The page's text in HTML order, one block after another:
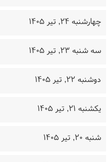
چهارشنبه ۲۴, تیر ۱۴۰۵
سه شنبه ۲۳, تیر ۱۴۰۵
دوشنبه ۲۲, تیر ۱۴۰۵
یکشنبه ۲۱, تیر ۱۴۰۵
شنبه ۲۰, تیر ۱۴۰۵